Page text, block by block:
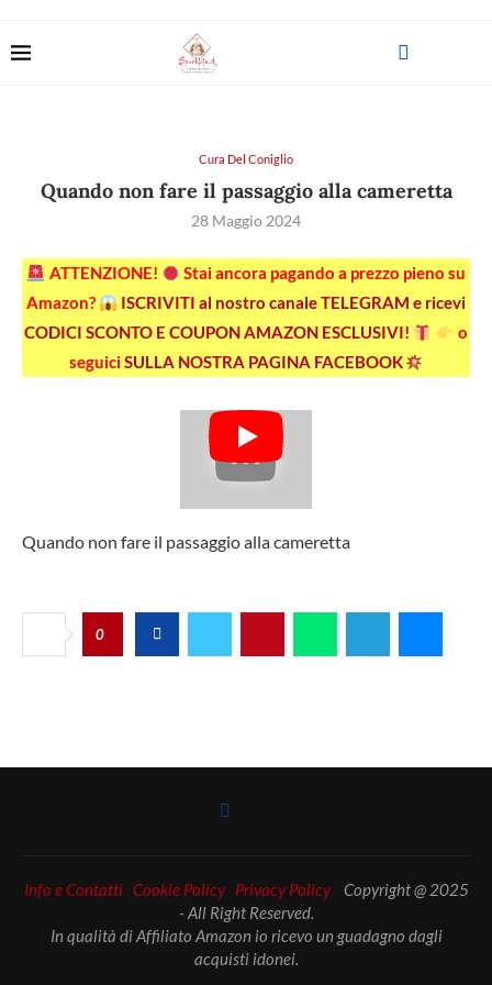
Cura Del Coniglio
Quando non fare il passaggio alla cameretta
28 Maggio 2024
ATTENZIONE!
Stai ancora pagando a prezzo pieno su
Amazon?
ISCRIVITI al nostro canale TELEGRAM e ricevi
CODICI SCONTO E COUPON AMAZON ESCLUSIVI!
o
seguiciSULLA NOSTRA PAGINA FACEBOOK
Quando non fare il passaggio alla cameretta
0
Info e Contatti Cookie Policy Privacy PolicyCopyright @ 2025
- All Right Reserved.
In qualità di Affiliato Amazon io ricevo un guadagno dagli
acquisti idonei.